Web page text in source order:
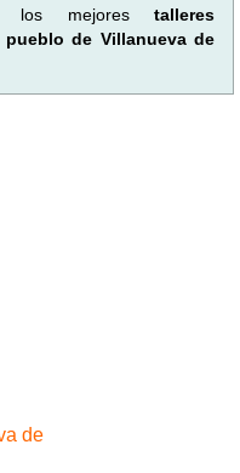
los mejores talleres
de Villanueva de
de